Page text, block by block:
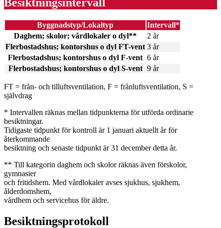
Byggnadstyp/Lokaltyp
Intervall*
Daghem; skolor; vårdlokaler o dyl**
2 år
Flerbostadshus; kontorshus o dyl FT-vent 3 år
Flerbostadshus; kontorshus o dyl F-vent 6 år
Flerbostadshus; kontorshus o dyl S-vent 9 år
FT = från- och tilluftsventilation, F = frånluftsventilation, S =
självdrag
* Intervallen räknas mellan tidpunkterna för utförda ordinarie
besiktningar.
Tidigaste tidpunkt för kontroll är 1 januari aktuellt år för
återkommande
besiktning och senaste tidpunkt är 31 december detta år.
** Till kategorin daghem och skolor räknas även förskolor,
gymnasier
och fritidshem. Med vårdlokaler avses sjukhus, sjukhem,
ålderdomshem,
vårdhem och servicehus för äldre.
Besiktningsprotokoll